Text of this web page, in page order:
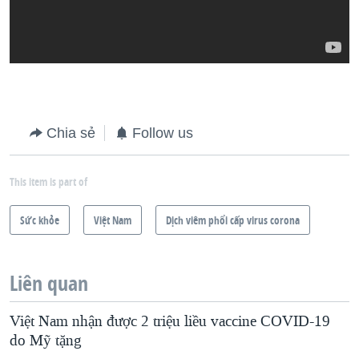
Chia sẻ Follow us
This item is part of
Sức khỏe Việt Nam Dịch viêm phổi cấp virus corona
Liên quan
Việt Nam nhận được 2 triệu liều vaccine COVID-19
do Mỹ tặng